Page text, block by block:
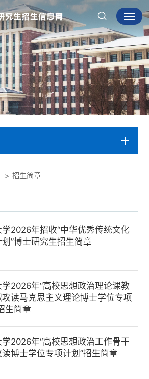
招生简章
学2026年招收“中华优秀传统文化
”博士研究生招生简章
学2026年“高校思想政治理论课教
攻读马克思主义理论博士学位专项
生简章
学2026年“高校思想政治工作骨干
博士学位专项计划”招生简章